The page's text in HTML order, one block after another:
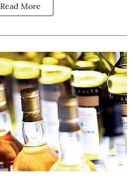
Read More